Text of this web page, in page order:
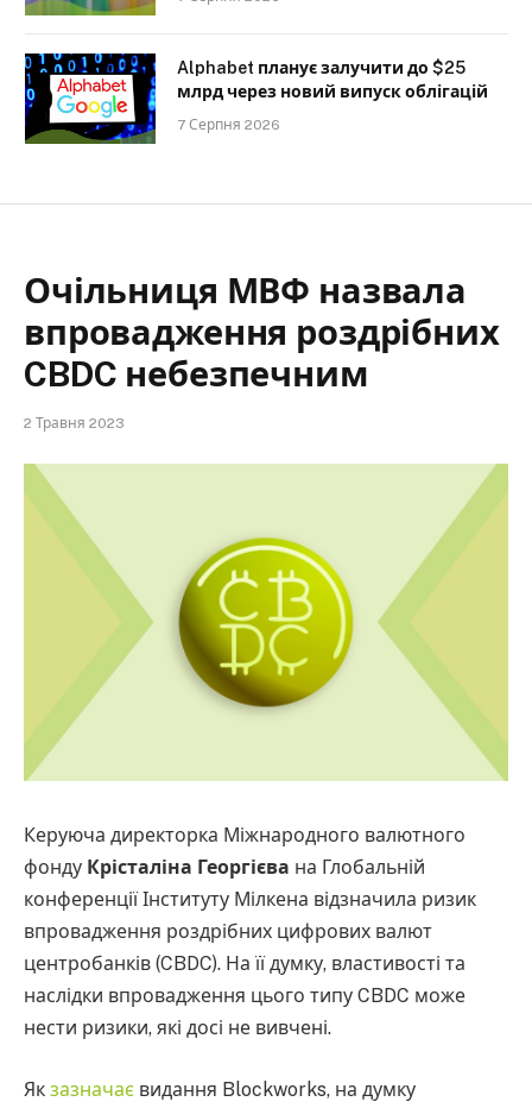
Alphabet планує залучити до $25
млрд через новий випуск облігацій
7 Серпня 2026
Очільниця МВФ назвала
впровадження роздрібних
CBDC небезпечним
2 Травня 2023
Керуюча директорка Міжнародного валютного
фонду Крісталіна Георгієва на Глобальній
конференції Інституту Мілкена відзначила ризик
впровадження роздрібних цифрових валют
центробанків (CBDC). На її думку, властивості та
наслідки впровадження цього типу CBDC може
нести ризики, які досі не вивчені.
Як зазначає видання Blockworks, на думку